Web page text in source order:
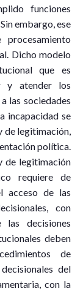
funciones
embargo, ese
Dicho modelo
que es
y atender los
las sociedades
incapacidad se
de legitimación,
política.
de legitimación
requiere de
acceso de las
con
decisiones
deben
de
del
con la